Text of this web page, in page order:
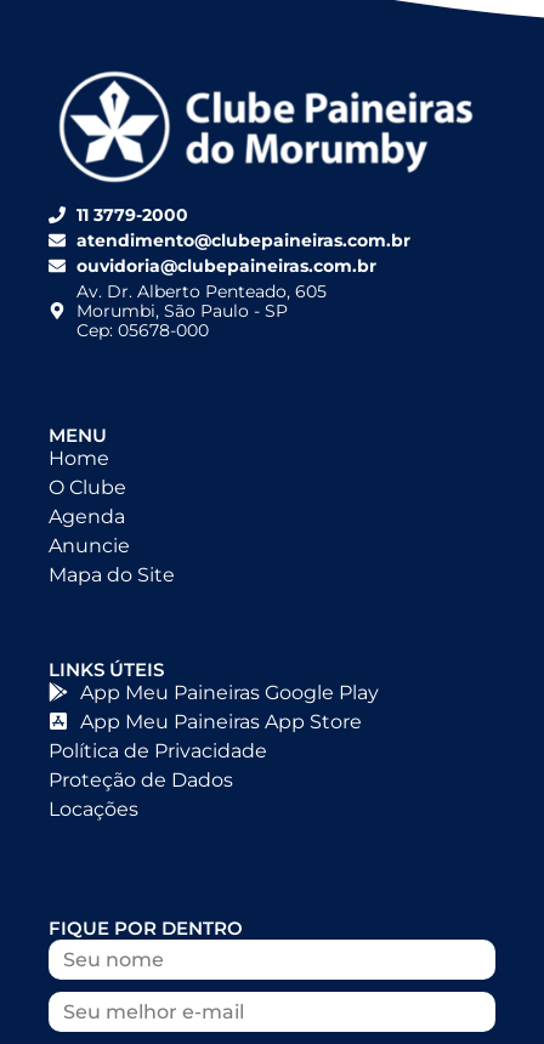
11 3779-2000
atendimento@clubepaineiras.com.br
ouvidoria@clubepaineiras.com.br
Av. Dr. Alberto Penteado, 605
Morumbi, São Paulo - SP
Cep: 05678-000
MENU
Home
O Clube
Agenda
Anuncie
Mapa do Site
LINKS ÚTEIS
App Meu Paineiras Google Play
App Meu Paineiras App Store
Política de Privacidade
Proteção de Dados
Locações
FIQUE POR DENTRO